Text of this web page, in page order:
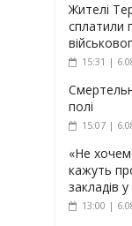
Жителі
сплатили
15:31 |
полі
15:07 |
«Не
кажуть
закладів
13:00 |